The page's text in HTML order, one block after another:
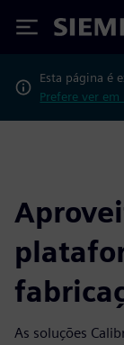
Siemens
Esta página é
Prefere ver em
As soluções